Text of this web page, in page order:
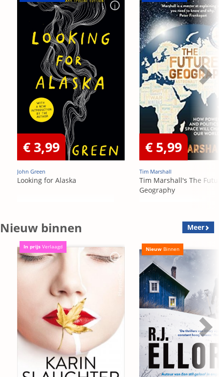
€ 3,99
John Green
Looking for Alaska
€ 5,99
Tim Marshall
Tim Marshall's The
Geography
Nieuw binnen Meer
In prijs Verlaagd Nieuw Binnen